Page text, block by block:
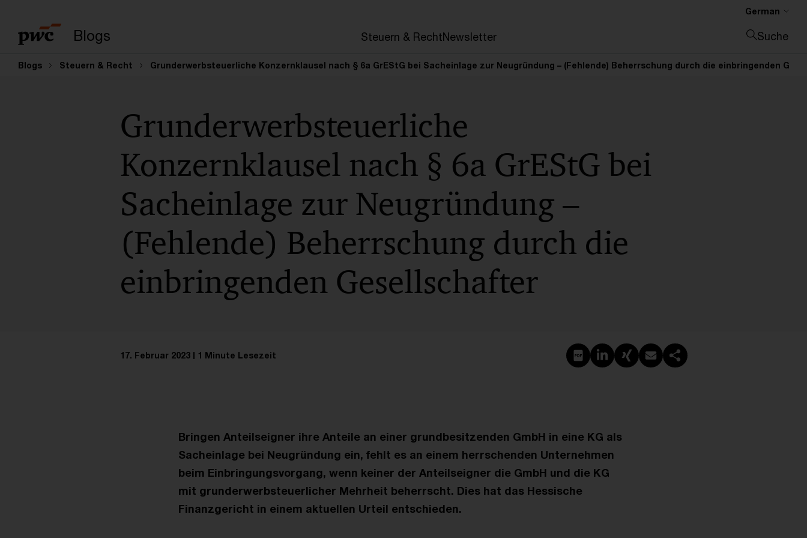
Blogs Steuern & RechtNewsletter
German
Suche
Blogs Steuern & Recht Grunderwerbsteuerliche Konzernklausel nach § 6a GrEStG bei Sacheinlage zur Neugründung – (Fehlende) Beherrschung durch die einbringenden
Grunderwerbsteuerliche
Konzernklausel nach § 6a GrEStG bei
Sacheinlage zur Neugründung –
(Fehlende) Beherrschung durch die
einbringenden Gesellschafter
17. Februar 2023 1 Minute Lesezeit PDF erstellen
Auf LinkedIn teilen
Auf Xing teilen
Per E-Mail teilen
Link kopieren
Bringen Anteilseigner ihre Anteile an einer grundbesitzenden GmbH in eine KG als
Sacheinlage bei Neugründung ein, fehlt es an einem herrschenden Unternehmen
beim Einbringungsvorgang, wenn keiner der Anteilseigner die GmbH und die KG
mit grunderwerbsteuerlicher Mehrheit beherrscht. Dies hat das Hessische
Finanzgericht in einem aktuellen Urteil entschieden.